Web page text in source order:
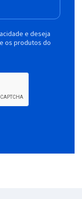
e deseja
os produtos do